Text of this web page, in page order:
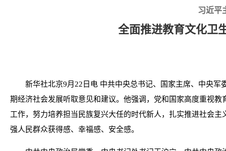
习近平
全面推进教育文化卫
新华社北京9月22日电 中共中央总书记、国家主席、中央
期经济社会发展听取意见和建议。他强调，党和国家高度重视
工作，努力培养担当民族复兴大任的时代新人，扎实推进社会
强人民群众获得感、幸福感、安全感。